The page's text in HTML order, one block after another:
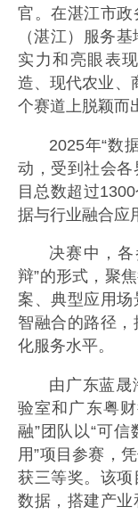
官。在湛江市
（湛江）服务
实力和亮眼表
造、现代农业、
个赛道上脱颖而
2025年“数
动，受到社会
目总数超过
据与行业融合应
决赛中，
辩”的形式，聚
案、典型应用
智融合的路径
化服务水平。
由广东蓝晟
验室和广东粤
融”团队以“可
用”项目参赛，
获三等奖。该
数据，搭建产